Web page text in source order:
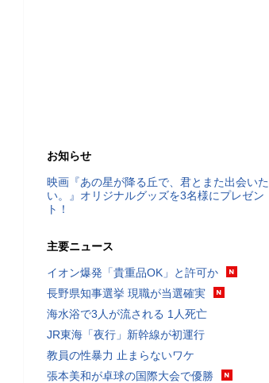
お知らせ
映画『あの星が降る丘で、君とまた出会いた
い。』オリジナルグッズを3名様にプレゼン
ト！
主要ニュース
イオン爆発「貴重品OK」と許可か
長野県知事選挙 現職が当選確実
海水浴で3人が流される 1人死亡
JR東海「夜行」新幹線が初運行
教員の性暴力 止まらないワケ
張本美和が卓球の国際大会で優勝